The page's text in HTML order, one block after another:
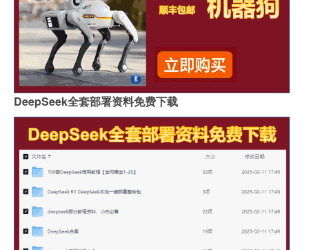
DeepSeek全套部署资料免费下载